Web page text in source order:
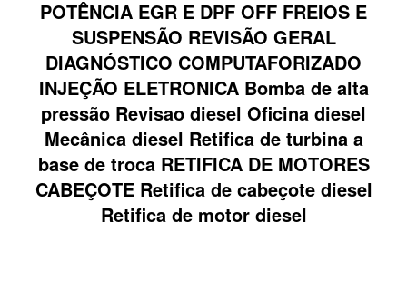
POTÊNCIA EGR E DPF OFF FREIOS E
SUSPENSÃO REVISÃO GERAL
DIAGNÓSTICO COMPUTAFORIZADO
INJEÇÃO ELETRONICA Bomba de alta
pressão Revisao diesel Oficina diesel
Mecânica diesel Retifica de turbina a
base de troca RETIFICA DE MOTORES
CABEÇOTE Retifica de cabeçote diesel
Retifica de motor diesel